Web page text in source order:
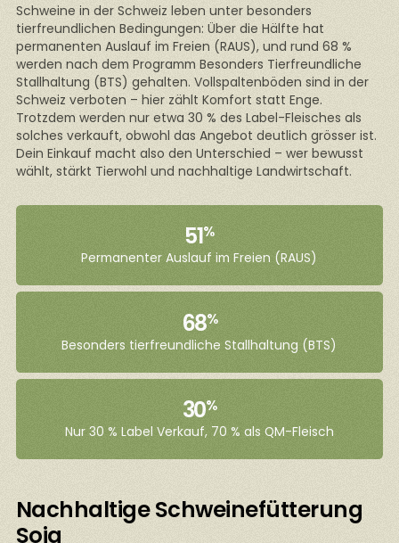
Schweine in der Schweiz leben unter besonders
tierfreundlichen Bedingungen: Über die Hälfte hat
permanenten Auslauf im Freien (RAUS), und rund 68 %
werden nach dem Programm Besonders Tierfreundliche
Stallhaltung (BTS) gehalten. Vollspaltenböden sind in der
Schweiz verboten – hier zählt Komfort statt Enge.
Trotzdem werden nur etwa 30 % des Label-Fleisches als
solches verkauft, obwohl das Angebot deutlich grösser ist.
Dein Einkauf macht also den Unterschied – wer bewusst
wählt, stärkt Tierwohl und nachhaltige Landwirtschaft.
51%
Permanenter Auslauf im Freien (RAUS)
68%
Besonders tierfreundliche Stallhaltung (BTS)
30%
Nur 30 % Label Verkauf, 70 % als QM-Fleisch
Nachhaltige Schweinefütterung
Soja